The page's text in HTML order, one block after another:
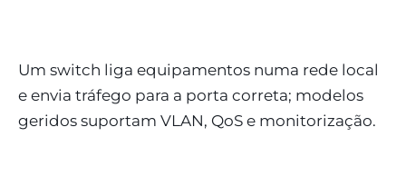
Um switch liga equipamentos numa rede local
e envia tráfego para a porta correta; modelos
geridos suportam VLAN, QoS e monitorização.